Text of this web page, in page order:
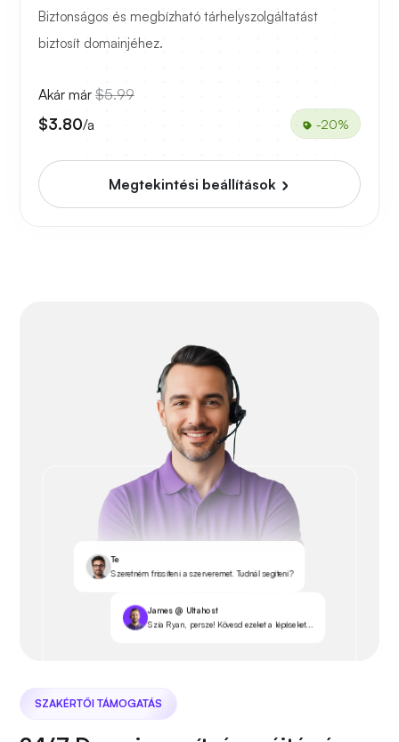
Biztonságos és megbízható tárhelyszolgáltatást
biztosít domainjéhez.
Akár már $5.99
$3.80/a -20%
Megtekintési beállítások
Te
Szeretném frissíteni a szerveremet. Tudnál segíteni?
James @ Ultahost
Szia Ryan, persze! Kövesd ezeket a lépéseket...
SZAKÉRTŐI TÁMOGATÁS